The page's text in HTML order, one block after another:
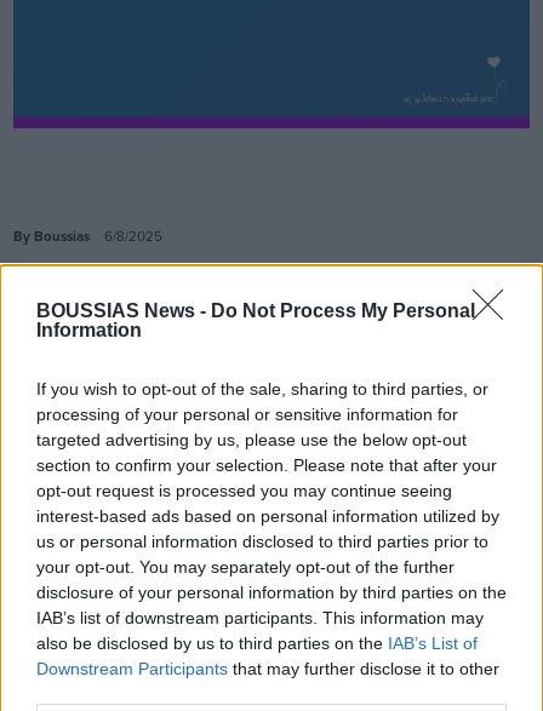
BOUSSIAS News - Do Not Process My Personal
Information
If you wish to opt-out of the sale, sharing to third parties, or
processing of your personal or sensitive information for
targeted advertising by us, please use the below opt-out
section to confirm your selection. Please note that after your
opt-out request is processed you may continue seeing
interest-based ads based on personal information utilized by
us or personal information disclosed to third parties prior to
your opt-out. You may separately opt-out of the further
disclosure of your personal information by third parties on the
IAB’s list of downstream participants. This information may
also be disclosed by us to third parties on the IAB’s List of
Downstream Participants that may further disclose it to other
By Boussias 6/8/2025
Το TELETHON Κύπρου ενισχύει ακόμη
περισσότερο το κύμα στήριξής του, μέσα
από μια νέα, δυναμική συνεργασία με την
Κυπριακή Ομοσπονδία Καλαθοσφαίρισης
(ΚΟΚ).
Στόχος της σύμπραξης είναι η περαιτέρω ενίσχυση του
φιλανθρωπικού έργου του TELETHON και η διάδοση του μηνύματός
του μέσα από τη δύναμη και την απήχηση του αθλητισμού.
Η συνεργασία αυτή έρχεται να προστεθεί στις θεσμικές συνέργειες
του TELETHON με άλλες αθλητικές ομοσπονδίες, εντάσσοντας πλέον
και την καλαθοσφαίριση στην εκστρατεία κοινωνικής